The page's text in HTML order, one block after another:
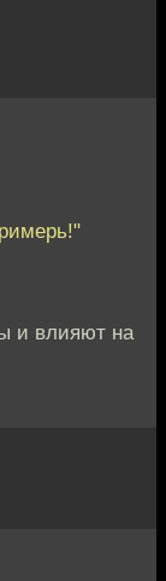
и влияют на